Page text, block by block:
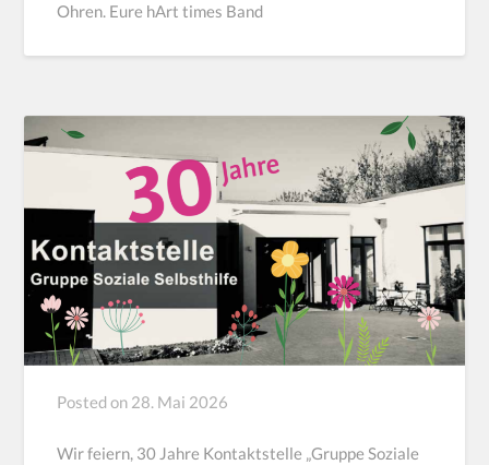
Ohren. Eure hArt times Band
Posted on 28. Mai 2026
Wir feiern, 30 Jahre Kontaktstelle „Gruppe Soziale